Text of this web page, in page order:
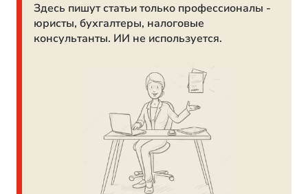
Здесь пишут статьи только профессионалы -
юристы, бухгалтеры, налоговые
консультанты. ИИ не используется.